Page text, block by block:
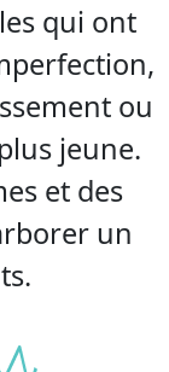
qui ont
ou
jeune.
et des
un